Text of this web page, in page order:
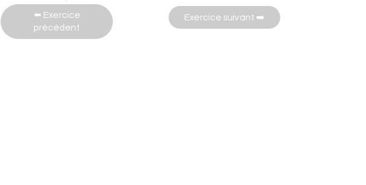
Exercice suivant ➡️​
⬅️​ Exercice
précédent​